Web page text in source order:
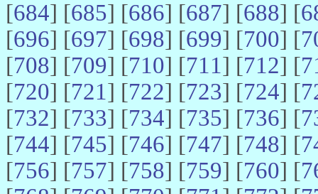
[684] [685] [686] [687] [688] [
[696] [697] [698] [699] [700] [
[708] [709] [710] [711] [712] [
[720] [721] [722] [723] [724] [
[732] [733] [734] [735] [736] [
[744] [745] [746] [747] [748] [
[756] [757] [758] [759] [760] [